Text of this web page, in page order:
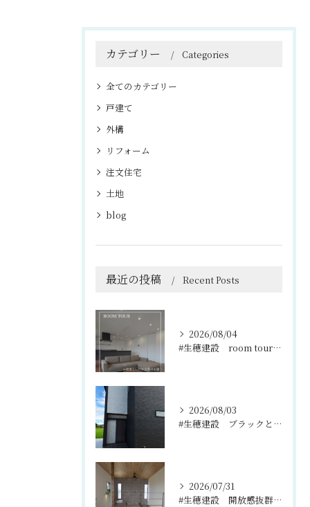
カテゴリー Categories
全てのカテゴリー
戸建て
外構
リフォーム
注文住宅
土地
blog
最近の投稿 Recent Posts
2026/08/04
#生穂建設 room tour🏠
2026/08/03
#生穂建設 ブラックとグレーのコントラストがスタイリッシュな...
2026/07/31
#生穂建設 開放感抜群の吹き抜けと2階のフリースペース🌿